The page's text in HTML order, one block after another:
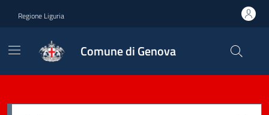
Regione Liguria
Comune di Genova